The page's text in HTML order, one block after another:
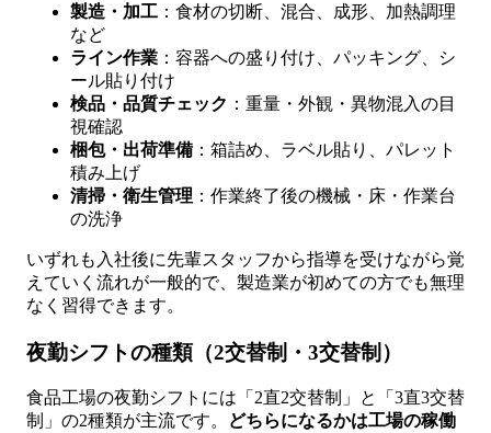
製造・加工 ：食材の切断、混合、成形、加熱調理
など
ライン作業 ：容器への盛り付け、パッキング、シ
ール貼り付け
検品・品質チェック ：重量・外観・異物混入の目
視確認
梱包・出荷準備 ：箱詰め、ラベル貼り、パレット
積み上げ
清掃・衛生管理 ：作業終了後の機械・床・作業台
の洗浄
いずれも入社後に先輩スタッフから指導を受けながら覚
えていく流れが一般的で、製造業が初めての方でも無理
なく習得できます。
夜勤シフトの種類（2交替制・3交替制）
食品工場の夜勤シフトには「2直2交替制」と「3直3交替
制」の2種類が主流です。
どちらになるかは工場の稼働